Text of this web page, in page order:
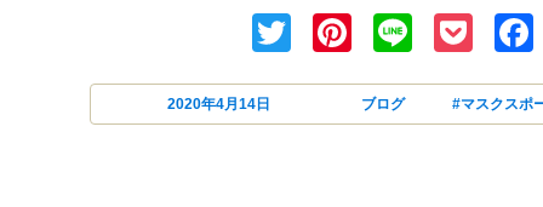
TwitterPinterest
Line
2020年4月14日 ブログ #マスクスポ